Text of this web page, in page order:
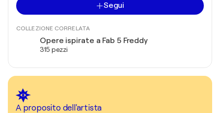
Segui
COLLEZIONE CORRELATA
Opere ispirate a Fab 5 Freddy
315 pezzi
A proposito dell'artista